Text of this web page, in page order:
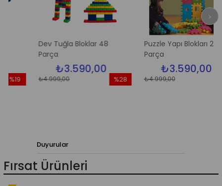
Dev Tuğla Bloklar 48
Parça
₺3.590,00
₺4.999,00
%28
Puzzle Yapı Blokları 24
Parça
₺3.590,00
₺4.999,00
Duyurular
Fırsat Ürünleri